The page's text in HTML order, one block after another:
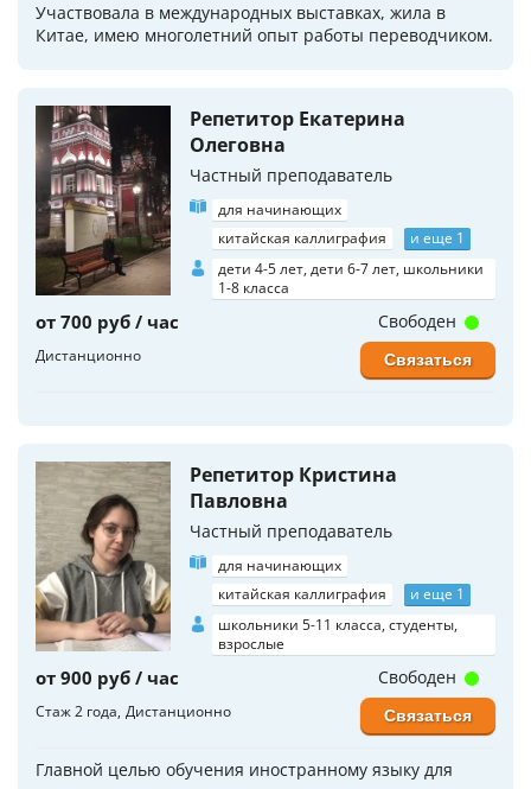
Участвовала в международных выставках, жила в
Китае, имею многолетний опыт работы переводчиком.
Репетитор Екатерина
Олеговна
Частный преподаватель
для начинающих
китайская каллиграфия
и еще 1
дети 4-5 лет, дети 6-7 лет, школьники
1-8 класса
от 700 руб / час
Дистанционно
Свободен
Связаться
Репетитор Кристина
Павловна
Частный преподаватель
для начинающих
китайская каллиграфия
и еще 1
школьники 5-11 класса, студенты,
взрослые
от 900 руб / час
Стаж 2 года Дистанционно
Главной целью обучения иностранному языку для
Свободен
Связаться